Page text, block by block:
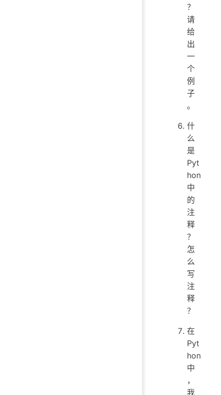
？
请
给
出
一
个
例
子
。
什
么
是
Pyt
hon
中
的
注
释
？
怎
么
写
注
释
？
在
Pyt
hon
中
，
我